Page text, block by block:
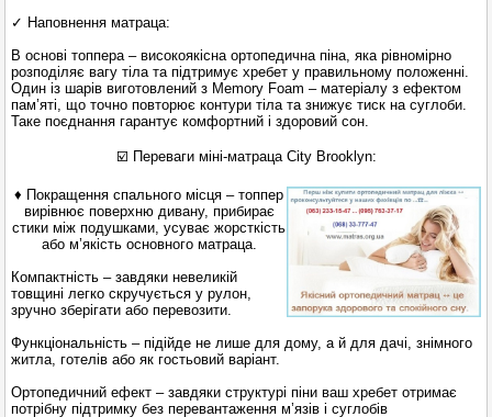
✓ Наповнення матраца:
В основі топпера – високоякісна ортопедична піна, яка рівномірно
розподіляє вагу тіла та підтримує хребет у правильному положенні.
Один із шарів виготовлений з Memory Foam – матеріалу з ефектом
пам’яті, що точно повторює контури тіла та знижує тиск на суглоби.
Таке поєднання гарантує комфортний і здоровий сон.
☑️ Переваги міні-матраца City Brooklyn:
♦ Покращення спального місця – топпер
вирівнює поверхню дивану, прибирає
стики між подушками, усуває жорсткість
або м’якість основного матраца.
Компактність – завдяки невеликій
товщині легко скручується у рулон,
зручно зберігати або перевозити.
Функціональність – підійде не лише для дому, а й для дачі, знімного
житла, готелів або як гостьовий варіант.
Ортопедичний ефект – завдяки структурі піни ваш хребет отримає
потрібну підтримку без перевантаження м’язів і суглобів